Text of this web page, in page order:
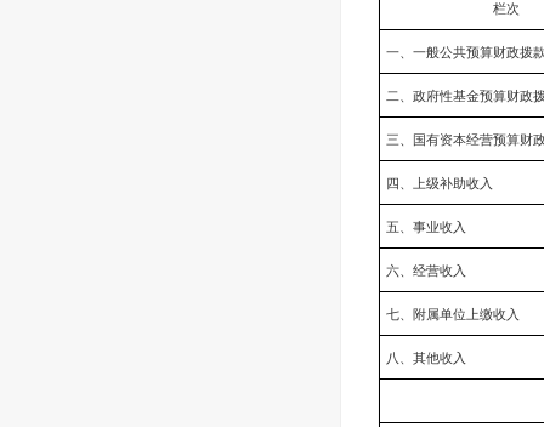
栏次
一、一般公共预算财政拨
二、政府性基金预算财政
三、国有资本经营预算财
四、上级补助收入
五、事业收入
六、经营收入
七、附属单位上缴收入
八、其他收入